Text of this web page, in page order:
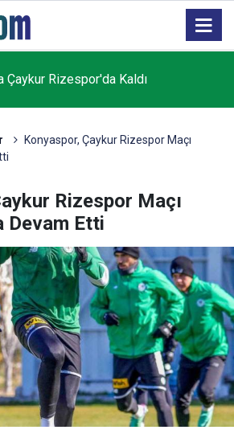
Çaykur Rizespor'da Kaldı
Konyaspor, Çaykur Rizespor Maçı
Rizespor Maçı
Devam Etti